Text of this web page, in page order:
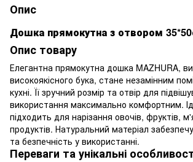
Опис
Дошка прямокутна з отвором
Опис товару
Елегантна прямокутна дошка MAZHURA,
високоякісного бука, стане незамінним
кухні. Її зручний розмір та отвір для
використання максимально комфортним.
підходить для нарізання овочів, фруктів,
продуктів. Натуральний матеріал
та безпечність у використанні.
Переваги та унікальні